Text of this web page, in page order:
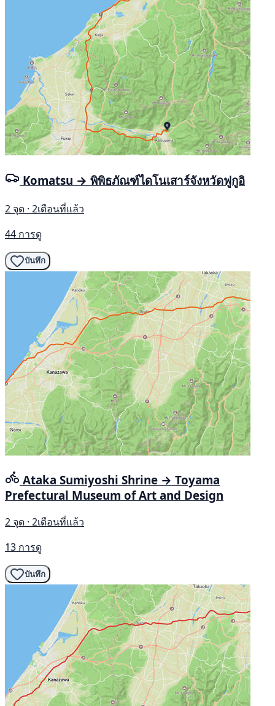
Komatsu → พิพิธภัณฑ์ไดโนเสาร์จังหวัดฟูกูอิ
2 จุด · 2เดือนที่แล้ว
44 การดู
บันทึก
Ataka Sumiyoshi Shrine → Toyama
Prefectural Museum of Art and Design
2 จุด · 2เดือนที่แล้ว
13 การดู
บันทึก